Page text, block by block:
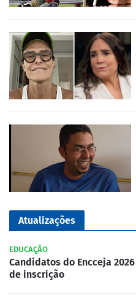
Atualizações
EDUCAÇÃO
Candidatos do Encceja
de inscrição